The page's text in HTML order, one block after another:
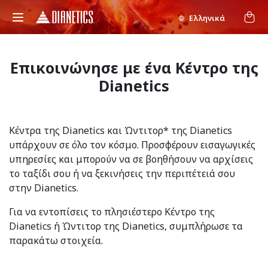
Ελληνικά
Επικοινώνησε με ένα Κέντρο της
Dianetics
Κέντρα της Dianetics και Ώντιτορ* της Dianetics
υπάρχουν σε όλο τον κόσμο. Προσφέρουν εισαγωγικές
υπηρεσίες και μπορούν να σε βοηθήσουν να αρχίσεις
το ταξίδι σου ή να ξεκινήσεις την περιπέτειά σου
στην Dianetics.
Για να εντοπίσεις το πλησιέστερο Κέντρο της
Dianetics ή Ώντιτορ της Dianetics, συμπλήρωσε τα
παρακάτω στοιχεία.